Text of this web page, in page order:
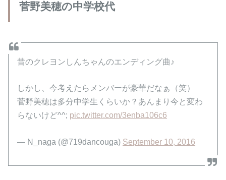
菅野美穂の中学校代
昔のクレヨンしんちゃんのエンディング曲♪
しかし、今考えたらメンバーが豪華だなぁ（笑）
菅野美穂は多分中学生くらいか？あんまり今と変わ
らないけど^^; pic.twitter.com/3enba106c6
— N_naga (@719dancouga) September 10, 2016